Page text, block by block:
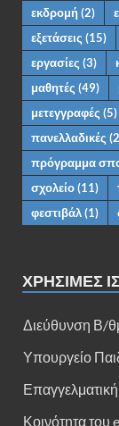
εκδρομή(2)
εξετάσεις (15)
εργασίες (3)
μαθητές (49)
μετεγγραφές (5)
πανελλαδικές
πρόγραμμα
σχολείο(11)
φεστιβάλ(1)
ΧΡΗΣΙΜΕΣ
Διεύθυνση Β/
Υπουργείο
Κοινότητα